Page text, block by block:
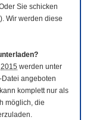
Sie schicken
). Wir werden diese
2015 werden unter
-Datei angeboten
kann komplett nur als
möglich, die